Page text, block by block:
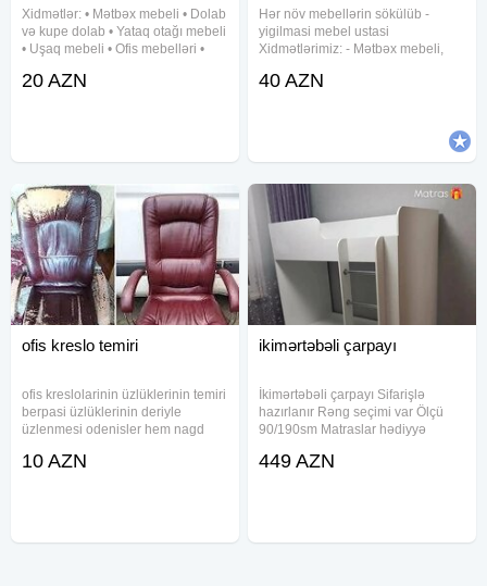
qur
Xidmətlər: • Mətbəx mebeli • Dolab
və kupe dolab • Yataq otağı mebeli
• Uşaq mebeli • Ofis mebelləri •
komodların yığılması
20 AZN
Hər növ mebellərin sökülüb -
yigilmasi mebel ustasi
Xidmətlərimiz: - Mətbəx mebeli,
təmiri - qapıların öz yerlərinə
40 AZN
ofis kreslo temiri
ofis kreslolarinin üzlüklerinin temiri
berpasi üzlüklerinin deriyle
üzlenmesi odenisler hem nagd
mumkundur.
10 AZN
ikimərtəbəli çarpayı
İkimərtəbəli çarpayı Sifarişlə
hazırlanır Rəng seçimi var Ölçü
90/190sm Matraslar hədiyyə
çatdırılma pulsuz
449 AZN